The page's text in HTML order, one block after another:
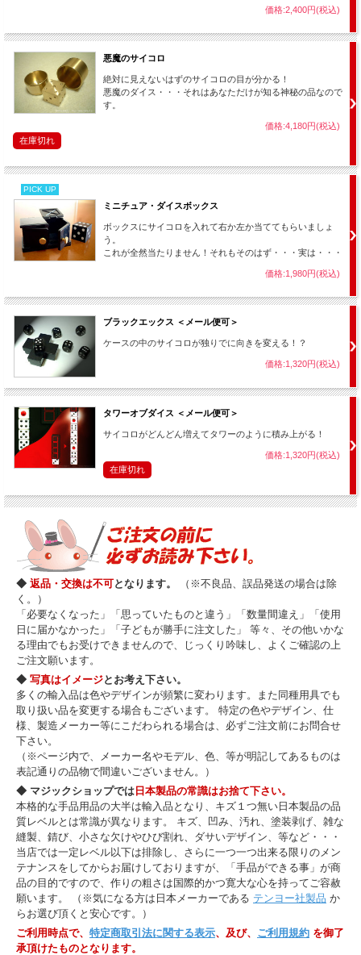
価格:2,400円(税込)
悪魔のサイコロ
絶対に見えないはずのサイコロの目が分かる！
悪魔のダイス・・・それはあなただけが知る神秘の品なので
す。
価格:4,180円(税込)
在庫切れ
PICK UP
ミニチュア・ダイスボックス
ボックスにサイコロを入れて右か左か当ててもらいましょ
う。
これが全然当たりません！それもそのはず・・・実は・・・
価格:1,980円(税込)
ブラックエックス ＜メール便可＞
ケースの中のサイコロが独りでに向きを変える！？
価格:1,320円(税込)
タワーオブダイス ＜メール便可＞
サイコロがどんどん増えてタワーのように積み上がる！
価格:1,320円(税込)
在庫切れ
◆ 返品・交換は不可となります。
（※不良品、誤品発送の場合は除
く。）
「必要なくなった」「思っていたものと違う」「数量間違え」「使用
日に届かなかった」「子どもが勝手に注文した」 等々、その他いかな
る理由でもお受けできませんので、じっくり吟味し、よくご確認の上
ご注文願います。
◆ 写真はイメージとお考え下さい。
多くの輸入品は色やデザインが頻繁に変わります。また同種用具でも
取り扱い品を変更する場合もございます。 特定の色やデザイン、仕
様、製造メーカー等にこだわられる場合は、必ずご注文前にお問合せ
下さい。
（※ページ内で、メーカー名やモデル、色、等が明記してあるものは
表記通りの品物で間違いございません。）
◆ マジックショップでは日本製品の常識はお捨て下さい。
本格的な手品用品の大半は輸入品となり、キズ１つ無い日本製品の品
質レベルとは常識が異なります。 キズ、凹み、汚れ、塗装剥げ、雑な
縫製、錆び、小さな欠けやひび割れ、ダサいデザイン、等など・・・
当店では一定レベル以下は排除し、さらに一つ一つ出来る限りのメン
テナンスをしてからお届けしておりますが、「手品ができる事」が商
品の目的ですので、作りの粗さは国際的かつ寛大な心を持ってご容赦
願います。 （※気になる方は日本メーカーである テンヨー社製品 か
らお選び頂くと安心です。）
ご利用時点で、 特定商取引法に関する表示、及び、 ご利用規約 を御了
承頂けたものとなります。